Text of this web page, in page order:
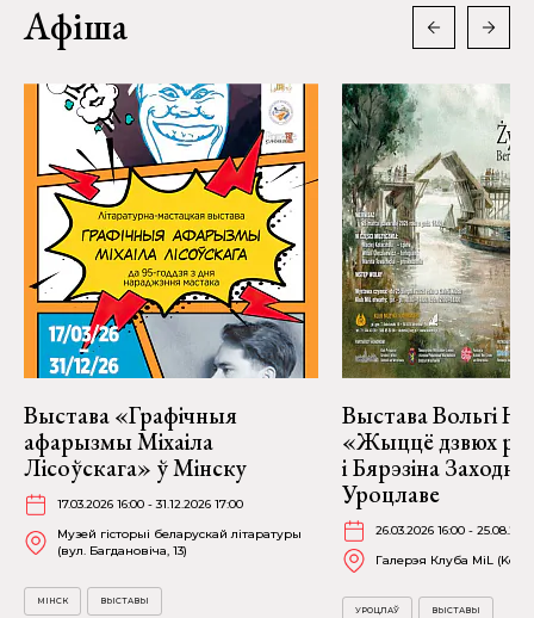
Афіша
Выстава «Графічныя
афарызмы Міхаіла
Лісоўскага» ў Мінску
17.03.2026 16:00 - 31.12.2026 17:00
Музей гісторыі беларускай літаратуры
(вул. Багдановіча, 13)
МІНСК ВЫСТАВЫ
Выстава Вольгі
«Жыццё дзвюх
і Бярэзіна
Уроцлаве
26.03.2026 16:00 -
Галерэя Клуба MiL
УРОЦЛАЎ ВЫСТАВЫ